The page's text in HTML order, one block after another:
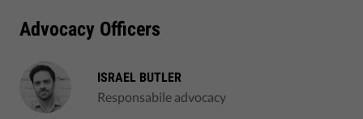
Advocacy Officers
ISRAEL BUTLER
Responsabile advocacy